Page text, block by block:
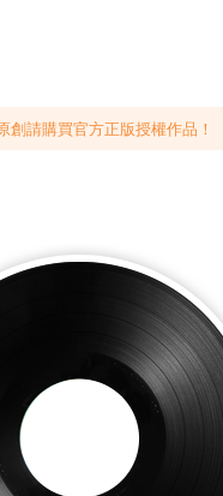
創請購買官方正版授權作品！